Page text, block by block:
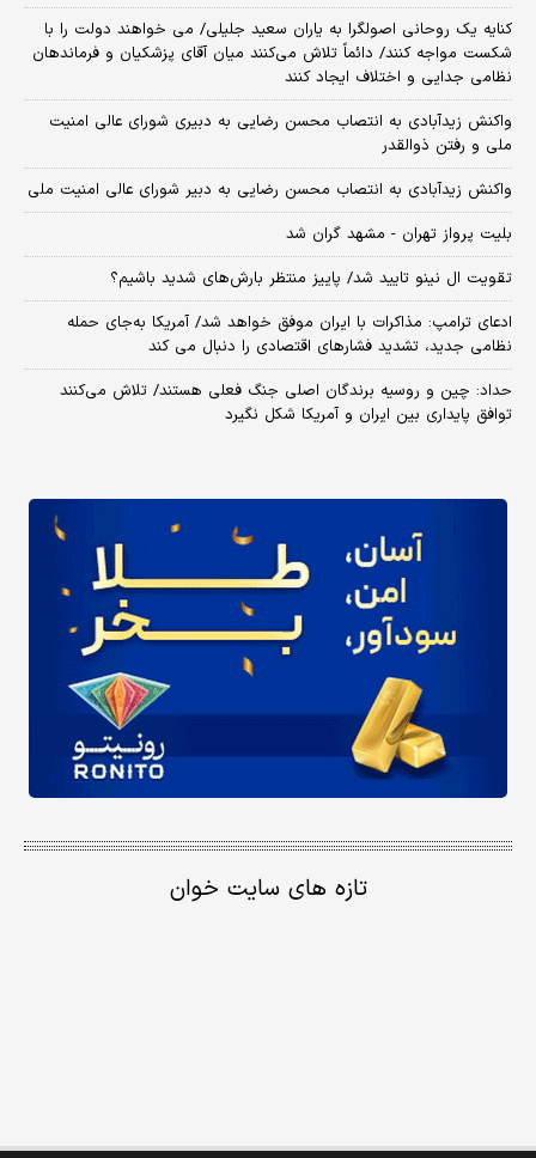
کنایه یک روحانی اصولگرا به یاران سعید جلیلی/ می خواهند دولت را با
شکست مواجه کنند/ دائماً تلاش می‌کنند میان آقای پزشکیان و فرماندهان
نظامی جدایی و اختلاف ایجاد کنند
واکنش زیدآبادی به انتصاب محسن رضایی به دبیری شورای عالی امنیت
ملی و رفتن ذوالقدر
واکنش زیدآبادی به انتصاب محسن رضایی به دبیر شورای عالی امنیت ملی
بلیت پرواز تهران - مشهد گران شد
تقویت ال نینو تایید شد/ پاییز منتظر بارش‌های شدید باشیم؟
ادعای ترامپ: مذاکرات با ایران موفق خواهد شد/ آمریکا به‌جای حمله
نظامی جدید، تشدید فشارهای اقتصادی را دنبال می کند
حداد: چین و روسیه برندگان اصلی جنگ فعلی هستند/ تلاش می‌کنند
توافق پایداری بین ایران و آمریکا شکل نگیرد
تازه های سایت خوان